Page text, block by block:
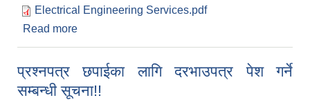
Electrical Engineering Services.pdf
Read more
प्रश्नपत्र छपाईका लागि दरभाउपत्र पेश गर्ने
सम्बन्धी सूचना!!